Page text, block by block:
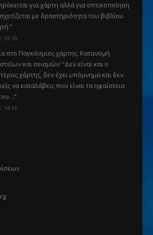
για χάρτη αλλά για οπτικοποίηση
με δραστηριότητα του βιβλίου
”
15:16
στο Παγκόσμιος χάρτης: Κατανομή
και σεισμών: “Δεν είναι και ο
χάρτης, δεν έχει υπόμνημα και δεν
να καταλάβεις που είναι τα ηφαίστεια
”
14:16